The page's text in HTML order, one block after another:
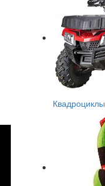
Квадроциклы